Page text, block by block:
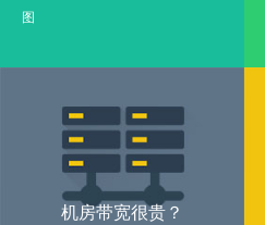
图
机房带宽很贵？